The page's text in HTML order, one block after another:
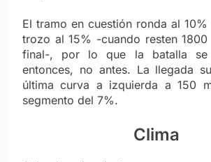
El tramo en cuestión ronda al
trozo al 15% -cuando resten
final-, por lo que la batalla se
entonces, no antes. La llegada
última curva a izquierda a 150
segmento del 7%.
Clima